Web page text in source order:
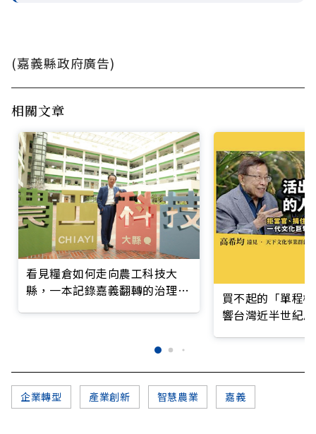
(嘉義縣政府廣告)
相關文章
看見糧倉如何走向農工科技大
縣，一本記錄嘉義翻轉的治理實
買不起的「單程
響台灣近半世紀
企業轉型 產業創新 智慧農業 嘉義